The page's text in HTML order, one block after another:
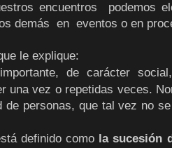
encuentros podemos
demás en eventos o en
le explique:
de carácter
una vez o repetidas veces.
personas, que tal vez no
definido como la sucesión